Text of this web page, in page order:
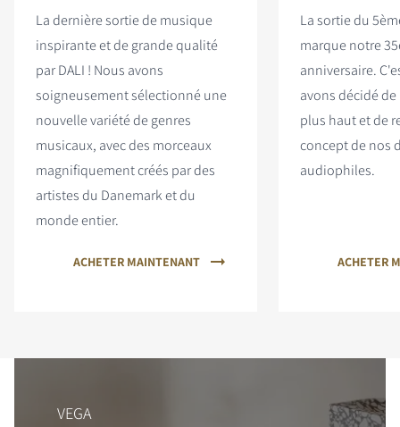
La dernière sortie de musique
inspirante et de grande qualité
par DALI ! Nous avons
soigneusement sélectionné une
nouvelle variété de genres
musicaux, avec des morceaux
magnifiquement créés par des
artistes du Danemark et du
monde entier.
ACHETER MAINTENANT
La sortie du
marque notre
anniversaire.
avons décidé
plus haut et de
concept de nos
audiophiles.
ACHETER
VEGA